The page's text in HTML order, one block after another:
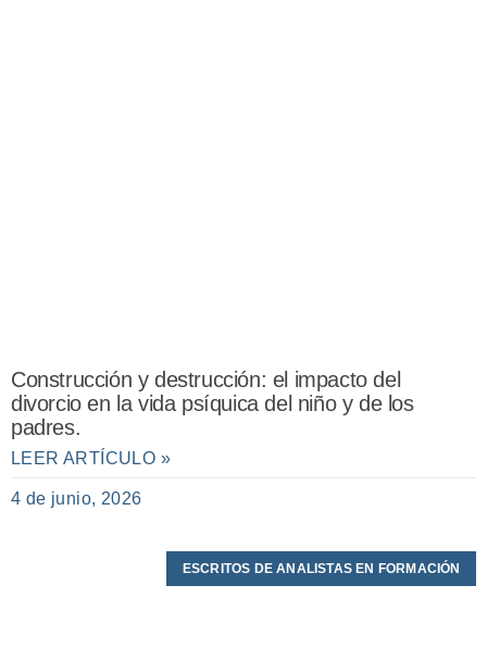
Construcción y destrucción: el impacto del
divorcio en la vida psíquica del niño y de los
padres.
LEER ARTÍCULO »
4 de junio, 2026
ESCRITOS DE ANALISTAS EN FORMACIÓN